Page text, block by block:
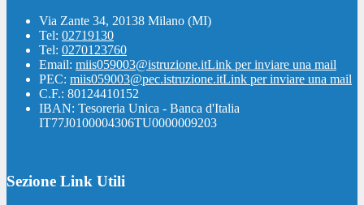
Via Zante 34, 20138 Milano (MI)
Tel: 02719130
Tel: 0270123760
Email: miis059003@istruzione.itLink per inviare una mail
PEC: miis059003@pec.istruzione.itLink per inviare una mail
C.F.: 80124410152
IBAN: Tesoreria Unica - Banca d'Italia
IT77J0100004306TU0000009203
Sezione Link Utili